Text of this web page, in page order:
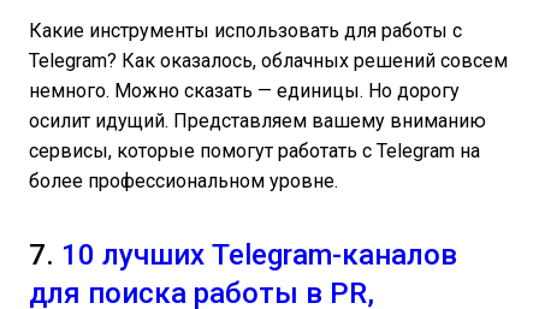
Какие инструменты использовать для работы с
Telegram? Как оказалось, облачных решений совсем
немного. Можно сказать — единицы. Но дорогу
осилит идущий. Представляем вашему вниманию
сервисы, которые помогут работать с Telegram на
более профессиональном уровне.
7. 10 лучших Telegram-каналов
для поиска работы в PR,